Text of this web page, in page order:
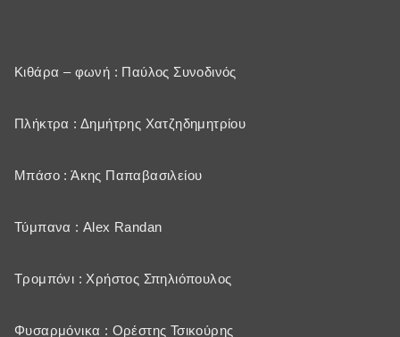
Κιθάρα – φωνή : Παύλος Συνοδινός
Πλήκτρα : Δημήτρης Χατζηδημητρίου
Μπάσο : Άκης Παπαβασιλείου
Τύμπανα : Alex Randan
Τρομπόνι : Χρήστος Σπηλιόπουλος
Φυσαρμόνικα : Ορέστης Τσικούρης